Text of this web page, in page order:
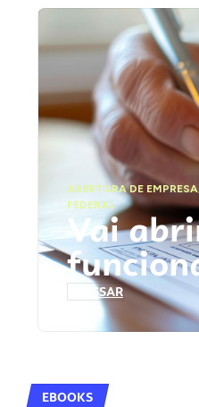
ABERTURA DE EMPRESA
FEDERAL
Vai
ACESSAR
EBOOKS